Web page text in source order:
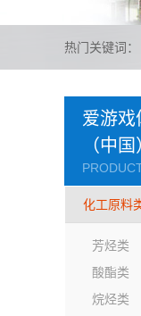
热门关键词：
爱游戏
（中国
化工原料
芳烃类
酸酯类
烷烃类